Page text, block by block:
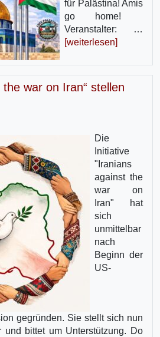
für Palästina! Amis
go home!
Veranstalter: …
[weiterlesen]
war on Iran“ stellen
Die
Initiative
"Iranians
against the
war on
Iran" hat
sich
unmittelbar
nach
Beginn der
US-
gegründen. Sie stellt sich nun
und bittet um Unterstützung. Do